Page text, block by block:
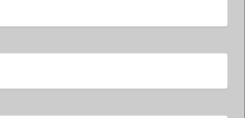
sur la glace avec tes amis